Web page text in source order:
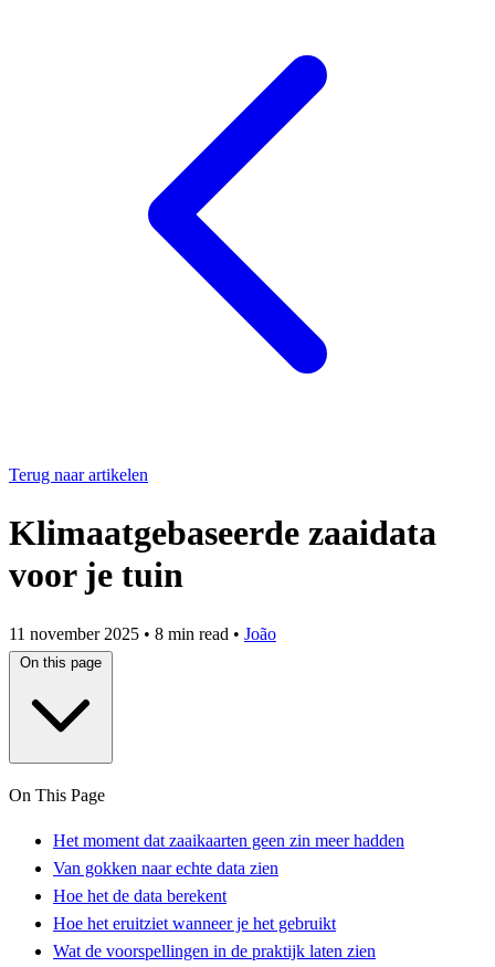
Terug naar artikelen
Klimaatgebaseerde zaaidata
voor je tuin
11 november 2025 • 8 min read • João
On this page
On This Page
Het moment dat zaaikaarten geen zin meer hadden
Van gokken naar echte data zien
Hoe het de data berekent
Hoe het eruitziet wanneer je het gebruikt
Wat de voorspellingen in de praktijk laten zien